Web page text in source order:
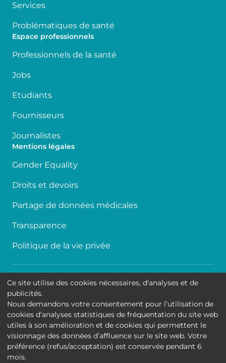
Services
Problématiques de santé
Espace professionnels
Professionnels de la santé
Jobs
Etudiants
Fournisseurs
Journalistes
Mentions légales
Gender Equality
Droits et devoirs
Partage de données médicales
Transparence
Politique de la vie privée
Accessibilité
Contact
Cookies
Mentions légales
Hôpital Universitaire de Bruxelles
Ce site utilise des cookies nécessaires, d'analyses et de
publicités.
Nous demandons votre consentement pour l’utilisation de
cookies d’analyses statistiques de fréquentation du site web
utiles à son amélioration et de cookies qui permettent le
visionnage des données d’affluence sur le site web. Votre
préférence (refus/acceptation) est conservée pendant 6
mois.